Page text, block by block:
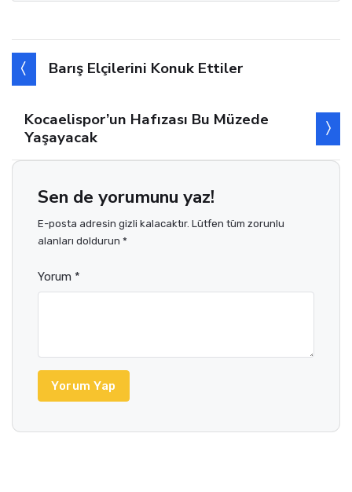
Barış Elçilerini Konuk Ettiler
Kocaelispor’un Hafızası Bu Müzede
Yaşayacak
Sen de yorumunu yaz!
E-posta adresin gizli kalacaktır. Lütfen tüm zorunlu
alanları doldurun *
Yorum *
Yorum Yap